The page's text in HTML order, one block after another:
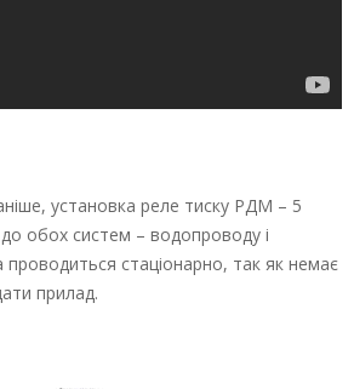
установка реле тиску РДМ – 5
до обох систем – водопроводу і
проводиться стаціонарно, так як немає
прилад.